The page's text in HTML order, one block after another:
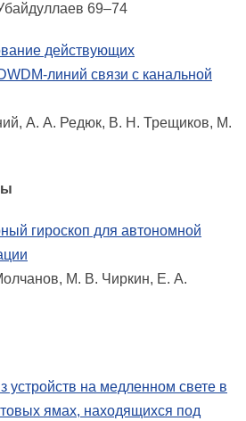
69–74
действующих
линий связи с канальной
А. А. Редюк, В. Н. Трещиков, М.
гироскоп для автономной
М. В. Чиркин, Е. А.
устройств на медленном свете в
ямах, находящихся под